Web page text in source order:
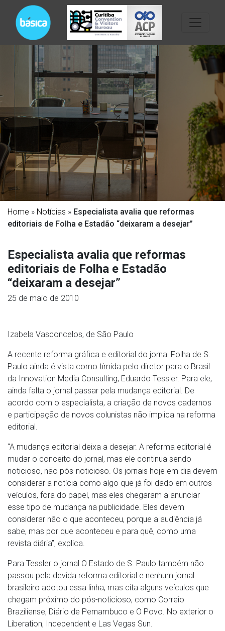
Home » Notícias » Especialista avalia que reformas
editoriais de Folha e Estadão “deixaram a desejar”
Especialista avalia que reformas
editoriais de Folha e Estadão
“deixaram a desejar”
25 de maio de 2010
Izabela Vasconcelos, de São Paulo
A recente reforma gráfica e editorial do jornal Folha de S.
Paulo ainda é vista como tímida pelo diretor para o Brasil
da Innovation Media Consulting, Eduardo Tessler. Para ele,
ainda falta o jornal passar pela mudança editorial. De
acordo com o especialista, a criação de novos cadernos
e participação de novos colunistas não implica na reforma
editorial.
“A mudança editorial deixa a desejar. A reforma editorial é
mudar o conceito do jornal, mas ele continua sendo
noticioso, não pós-noticioso. Os jornais hoje em dia devem
considerar a notícia como algo que já foi dado em outros
veículos, fora do papel, mas eles chegaram a anunciar
esse tipo de mudança na publicidade. Eles devem
considerar não o que aconteceu, porque a audiência já
sabe, mas por que aconteceu e para quê, como uma
revista diária”, explica.
Para Tessler o jornal O Estado de S. Paulo também não
passou pela devida reforma editorial e nenhum jornal
brasileiro adotou essa linha, mas cita alguns veículos que
chegam próximo do pós-noticioso, como Correio
Braziliense, Diário de Pernambuco e O Povo. No exterior o
Liberation, Independent e Las Vegas Sun.